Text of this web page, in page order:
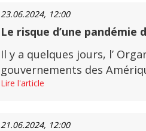
23.06.2024, 12:00
Le risque d’une
Il y a quelques jours, l’
gouvernements des
Lire l'article
21.06.2024, 12:00